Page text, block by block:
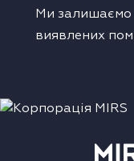
Ми залишаємо
виявлених